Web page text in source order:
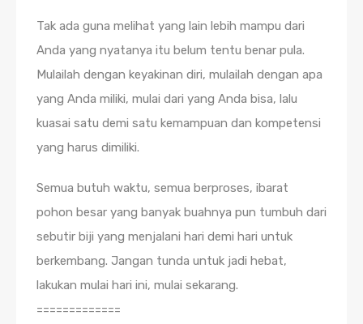
Tak ada guna melihat yang lain lebih mampu dari
Anda yang nyatanya itu belum tentu benar pula.
Mulailah dengan keyakinan diri, mulailah dengan apa
yang Anda miliki, mulai dari yang Anda bisa, lalu
kuasai satu demi satu kemampuan dan kompetensi
yang harus dimiliki.
Semua butuh waktu, semua berproses, ibarat
pohon besar yang banyak buahnya pun tumbuh dari
sebutir biji yang menjalani hari demi hari untuk
berkembang. Jangan tunda untuk jadi hebat,
lakukan mulai hari ini, mulai sekarang.
=============